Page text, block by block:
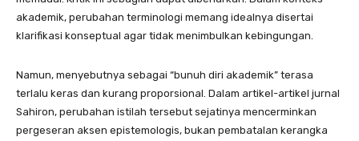
akademik, perubahan terminologi memang idealnya disertai
klarifikasi konseptual agar tidak menimbulkan kebingungan.
Namun, menyebutnya sebagai “bunuh diri akademik” terasa
terlalu keras dan kurang proporsional. Dalam artikel-artikel jurnal
Sahiron, perubahan istilah tersebut sejatinya mencerminkan
pergeseran aksen epistemologis, bukan pembatalan kerangka